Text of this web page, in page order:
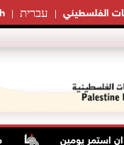
עברית الفلسطيني
يومين